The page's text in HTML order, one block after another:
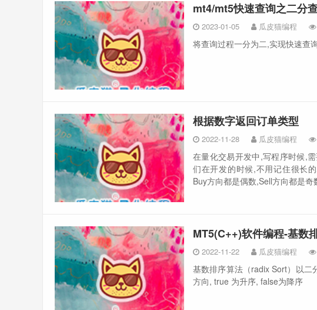
mt4/mt5快速查询之二分
2023-01-05 瓜皮猫编程
将查询过程一分为二,实现快速查
根据数字返回订单类型
2022-11-28 瓜皮猫编程
在量化交易开发中,写程序时候,
们在开发的时候,不用记住很长
Buy方向都是偶数,Sell方向都是
MT5(C++)软件编程-基数
2022-11-22 瓜皮猫编程
基数排序算法（radix Sort）以二
方向, true 为升序, false为降序